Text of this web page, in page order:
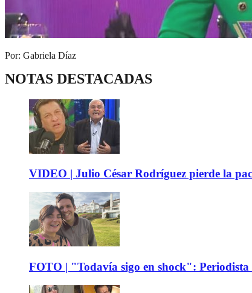
Por: Gabriela Díaz
NOTAS DESTACADAS
VIDEO | Julio César Rodríguez pierde la
FOTO | "Todavía sigo en shock":